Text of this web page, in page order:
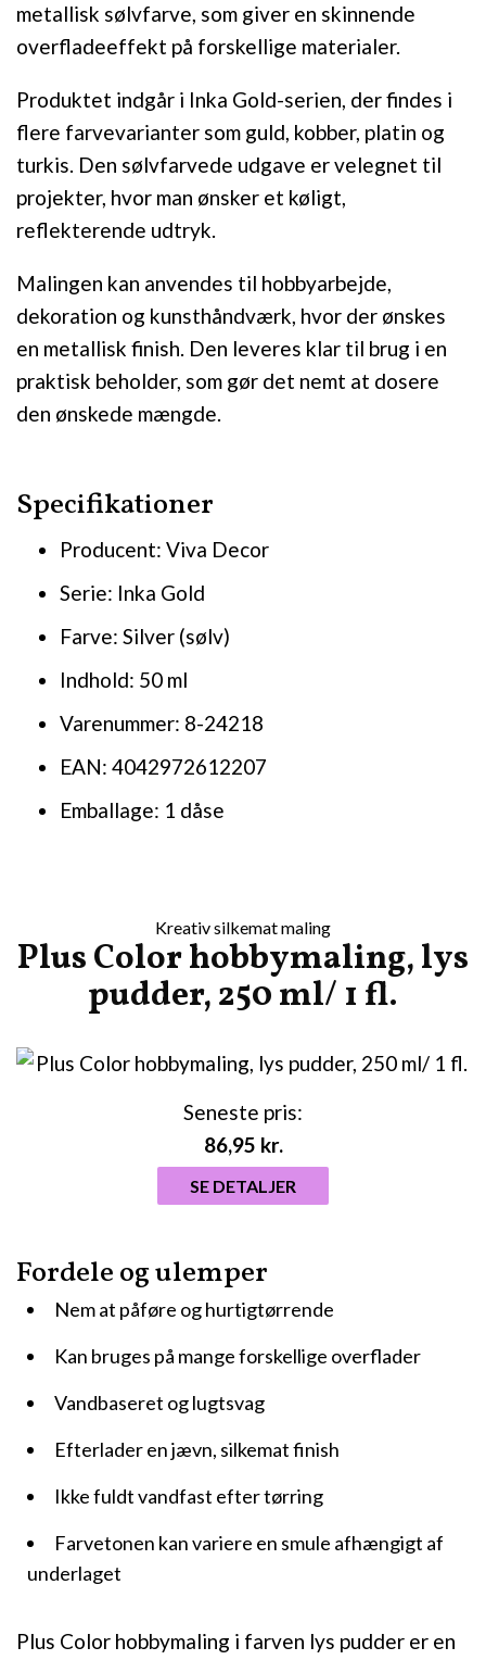
metallisk sølvfarve, som giver en skinnende
overfladeeffekt på forskellige materialer.
Produktet indgår i Inka Gold-serien, der findes i
flere farvevarianter som guld, kobber, platin og
turkis. Den sølvfarvede udgave er velegnet til
projekter, hvor man ønsker et køligt,
reflekterende udtryk.
Malingen kan anvendes til hobbyarbejde,
dekoration og kunsthåndværk, hvor der ønskes
en metallisk finish. Den leveres klar til brug i en
praktisk beholder, som gør det nemt at dosere
den ønskede mængde.
Specifikationer
Producent: Viva Decor
Serie: Inka Gold
Farve: Silver (sølv)
Indhold: 50 ml
Varenummer: 8-24218
EAN: 4042972612207
Emballage: 1 dåse
Kreativ silkemat maling
Plus Color hobbymaling, lys
pudder, 250 ml/ 1 fl.
Plus Color hobbymaling i farven lys pudder er en
Fordele og ulemper
Nem at påføre og hurtigtørrende
Kan bruges på mange forskellige overflader
Vandbaseret og lugtsvag
Efterlader en jævn, silkemat finish
Ikke fuldt vandfast efter tørring
Farvetonen kan variere en smule afhængigt af
underlaget
Seneste pris:
86,95 kr.
SE DETALJER